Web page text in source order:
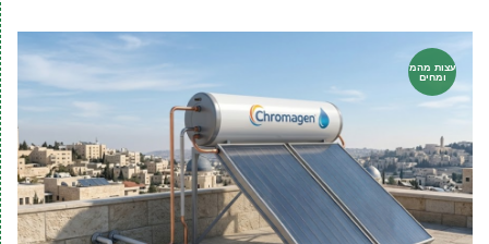
עצות מהמ
ומחים